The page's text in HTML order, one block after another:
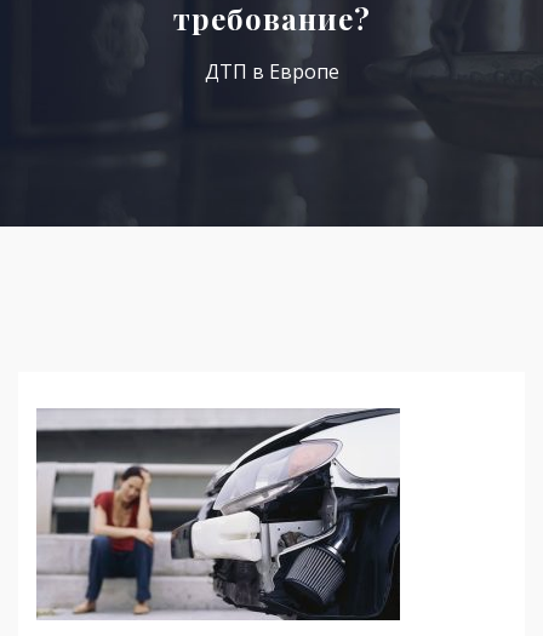
требование?
ДТП в Европе